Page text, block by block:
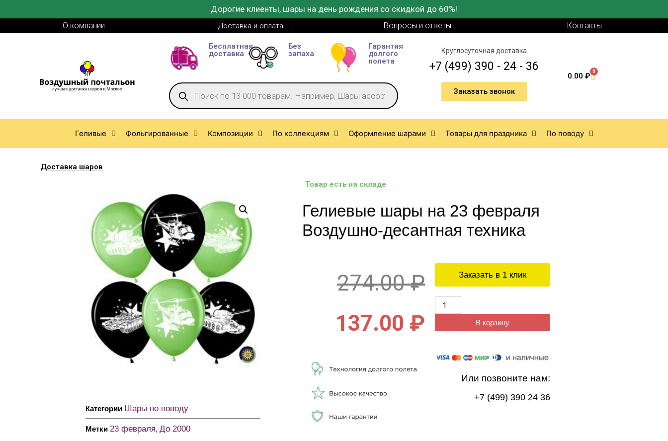
Дорогие клиенты, шары на день рождения со скидкой до 60%!
О компании Доставка и оплата Вопросы и ответы Контакты
Бесплатная
доставка
Без
запаха
Гарантия
долгого
полета
Круглосуточная доставка
+7 (499) 390 - 24 - 36
Заказать звонок
0.00₽ 0
Геливые Фольгированные Композиции По коллекциям Оформление шарами Товары для праздника По поводу
Доставка шаров
Категории Шары по поводу
Метки 23 февраля, До 2000
Товар есть на складе
Гелиевые шары на 23 февраля
Воздушно-десантная техника
274.00₽
137.00 ₽
Заказать в 1 клик
В корзину
Или позвоните нам:
+7 (499) 390 24 36